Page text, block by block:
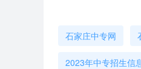
石家庄中专网
2023年中专招生信